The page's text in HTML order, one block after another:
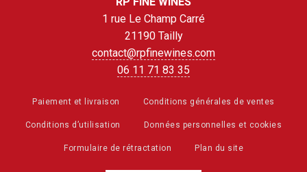
1 rue Le Champ Carré
21190 Tailly
contact@rpfinewines.com
06 11 71 83 35
Paiement et livraison Conditions générales de ventes
Conditions d’utilisation Données personnelles et cookies
Formulaire de rétractation Plan du site